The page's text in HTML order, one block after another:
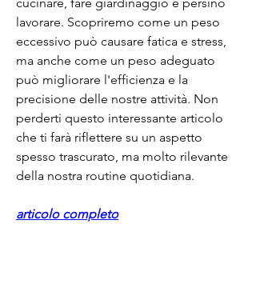
lavorare. Scopriremo come un peso
eccessivo può causare fatica e stress,
ma anche come un peso adeguato
può migliorare l'efficienza e la
precisione delle nostre attività. Non
perderti questo interessante articolo
che ti farà riflettere su un aspetto
spesso trascurato, ma molto rilevante
della nostra routine quotidiana.
articolo completo